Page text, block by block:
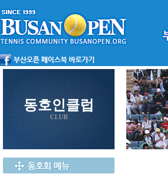
동호인클럽
CLUB